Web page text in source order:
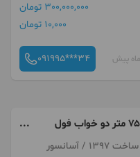
300,000,000 تومان
10,000 تومان
091995***34
آپارتمان ۷۵ متر دو خواب فول